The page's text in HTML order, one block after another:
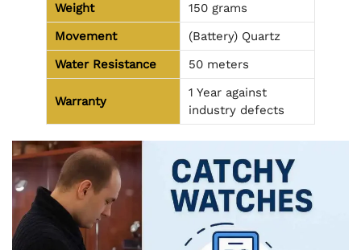
Weight
150 grams
Movement
(Battery) Quartz
Water Resistance
50 meters
Warranty
1 Year against
industry defects